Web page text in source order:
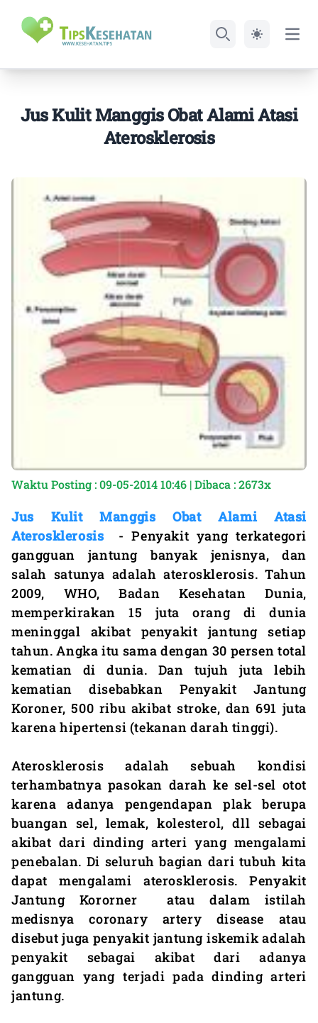
Jus Kulit Manggis Obat Alami Atasi
Aterosklerosis
Waktu Posting : 09-05-2014 10:46 | Dibaca : 2673x
Jus Kulit Manggis Obat Alami Atasi
Aterosklerosis - Penyakit yang terkategori
gangguan jantung banyak jenisnya, dan
salah satunya adalah aterosklerosis. Tahun
2009, WHO, Badan Kesehatan Dunia,
memperkirakan 15 juta orang di dunia
meninggal akibat penyakit jantung setiap
tahun. Angka itu sama dengan 30 persen total
kematian di dunia. Dan tujuh juta lebih
kematian disebabkan Penyakit Jantung
Koroner, 500 ribu akibat stroke, dan 691 juta
karena hipertensi (tekanan darah tinggi).
Aterosklerosis adalah sebuah kondisi
terhambatnya pasokan darah ke sel-sel otot
karena adanya pengendapan plak berupa
buangan sel, lemak, kolesterol, dll sebagai
akibat dari dinding arteri yang mengalami
penebalan. Di seluruh bagian dari tubuh kita
dapat mengalami aterosklerosis. Penyakit
Jantung Kororner atau dalam istilah
medisnya coronary artery disease atau
disebut juga penyakit jantung iskemik adalah
penyakit sebagai akibat dari adanya
gangguan yang terjadi pada dinding arteri
jantung.